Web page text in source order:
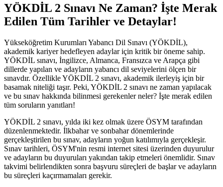
YÖKDİL 2 Sınavı Ne Zaman? İşte Merak
Edilen Tüm Tarihler ve Detaylar!
Yükseköğretim Kurumları Yabancı Dil Sınavı (YÖKDİL),
akademik kariyer hedefleyen adaylar için kritik bir öneme sahip.
YÖKDİL sınavı, İngilizce, Almanca, Fransızca ve Arapça gibi
dillerde yapılan ve adayların yabancı dil seviyelerini ölçen bir
sınavdır. Özellikle YÖKDİL 2 sınavı, akademik ilerleyiş için bir
basamak niteliği taşır. Peki, YÖKDİL 2 sınavı ne zaman yapılacak
ve bu sınav hakkında bilinmesi gerekenler neler? İşte merak edilen
tüm soruların yanıtları!
YÖKDİL 2 sınavı, yılda iki kez olmak üzere ÖSYM tarafından
düzenlenmektedir. İlkbahar ve sonbahar dönemlerinde
gerçekleştirilen bu sınav, adayların yoğun katılımıyla gerçekleşir.
Sınav tarihleri, ÖSYM'nin resmi internet sitesi üzerinden duyurulur
ve adayların bu duyuruları yakından takip etmeleri önemlidir. Sınav
takvimi belirlendikten sonra başvuru süreçleri de başlar ve adayların
bu süreçleri kaçırmamaları gerekir.